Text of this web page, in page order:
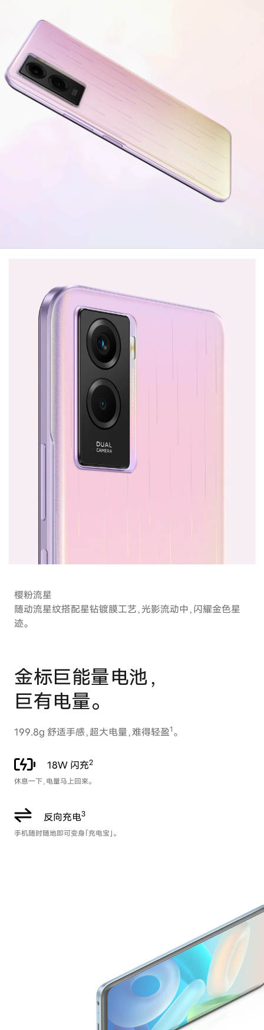
樱粉流星
随动流星纹搭配星钻镀膜工艺，光影流动中，闪耀金色星
迹。
金标巨能量电池，
巨有电量。
199.8g 舒适手感，超大电量，难得轻盈1 。
18W 闪充2
休息一下，电量马上回来。
反向充电3
手机随时随地即可变身「充电宝」。